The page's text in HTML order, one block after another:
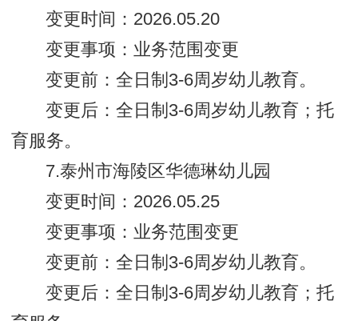
变更时间：2026.05.20
变更事项：业务范围变更
变更前：全日制3-6周岁幼儿教育。
变更后：全日制3-6周岁幼儿教育；托
育服务。
7.泰州市海陵区华德琳幼儿园
变更时间：2026.05.25
变更事项：业务范围变更
变更前：全日制3-6周岁幼儿教育。
变更后：全日制3-6周岁幼儿教育；托